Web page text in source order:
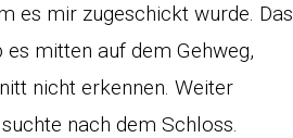
es mir zugeschickt wurde. Das
mitten auf dem Gehweg,
nicht erkennen. Weiter
nach dem Schloss.